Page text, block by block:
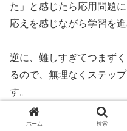
た」と感じたら応用問題
応えを感じながら学習を
逆に、難しすぎてつまず
るので、無理なくステッ
す。
同じ内容でもレベルを変
ホーム 検索